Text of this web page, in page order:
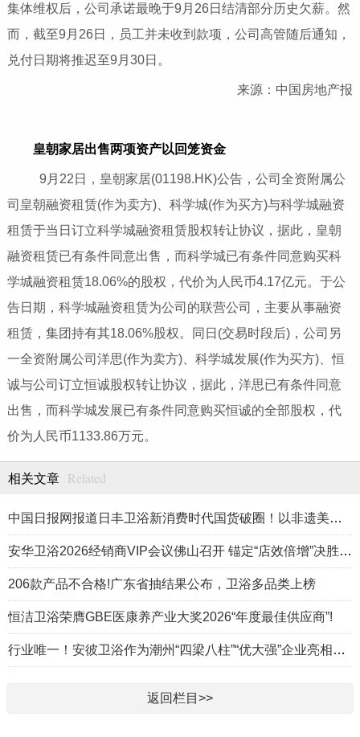
集体维权后，公司承诺最晚于9月26日结清部分历史欠薪。然
而，截至9月26日，员工并未收到款项，公司高管随后通知，
兑付日期将推迟至9月30日。
来源：中国房地产报
皇朝家居出售两项资产以回笼资金
9月22日，皇朝家居(01198.HK)公告，公司全资附属公
司皇朝融资租赁(作为卖方)、科学城(作为买方)与科学城融资
租赁于当日订立科学城融资租赁股权转让协议，据此，皇朝
融资租赁已有条件同意出售，而科学城已有条件同意购买科
学城融资租赁18.06%的股权，代价为人民币4.17亿元。于公
告日期，科学城融资租赁为公司的联营公司，主要从事融资
租赁，集团持有其18.06%股权。同日(交易时段后)，公司另
一全资附属公司洋思(作为卖方)、科学城发展(作为买方)、恒
诚与公司订立恒诚股权转让协议，据此，洋思已有条件同意
出售，而科学城发展已有条件同意购买恒诚的全部股权，代
价为人民币1133.86万元。
相关文章 Related
中国日报网报道日丰卫浴新消费时代国货破圈！以非遗美学重构居家生活方式
安华卫浴2026经销商VIP会议佛山召开 锚定“店效倍增”决胜高端卫浴新赛道
206款产品不合格!广东省抽结果公布，卫浴多品类上榜
恒洁卫浴荣膺GBE医康养产业大奖2026“年度最佳供应商”!
行业唯一！安彼卫浴作为潮州“四梁八柱”“优大强”企业亮相《飞越广东·产业脊梁》
返回栏目>>